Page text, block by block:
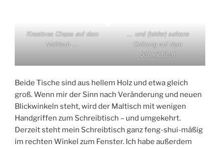
Kreatives Chaos auf dem
Maltisch …
… und (leider) seltene
Ordnung auf dem
Schreibtisch
Beide Tische sind aus hellem Holz und etwa gleich
groß. Wenn mir der Sinn nach Veränderung und neuen
Blickwinkeln steht, wird der Maltisch mit wenigen
Handgriffen zum Schreibtisch – und umgekehrt.
Derzeit steht mein Schreibtisch ganz feng-shui-mäßig
im rechten Winkel zum Fenster. Ich habe außerdem